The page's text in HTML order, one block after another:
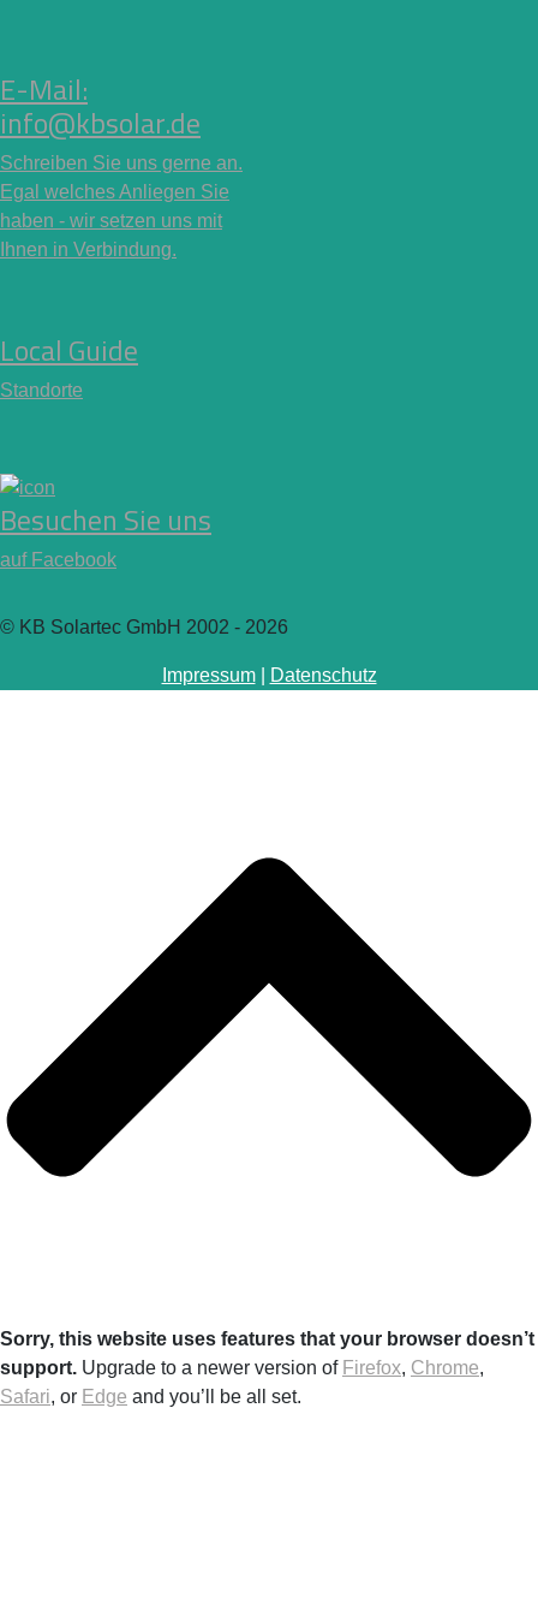
E-Mail:
info@kbsolar.de
Schreiben Sie uns gerne an.
Egal welches Anliegen Sie
haben - wir setzen uns mit
Ihnen in Verbindung.
Local Guide
Standorte
Besuchen Sie uns
auf Facebook
© KB Solartec GmbH 2002 - 2026
Impressum| Datenschutz
Sorry, this website uses features that your browser doesn’t
support. Upgrade to a newer version of Firefox, Chrome,
Safari, or Edge and you’ll be all set.